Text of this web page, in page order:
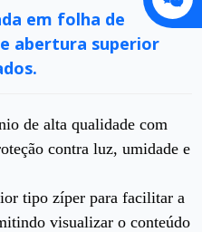
em folha de
abertura superior
de alta qualidade com
contra luz, umidade e
tipo zíper para facilitar a
visualizar o conteúdo